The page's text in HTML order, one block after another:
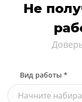
Не
Вид работы *
Начните